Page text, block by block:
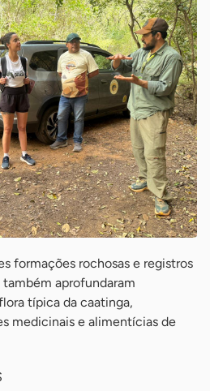
formações rochosas e registros
também aprofundaram
típica da caatinga,
medicinais e alimentícias de